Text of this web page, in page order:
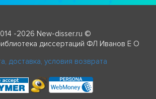
-2026 New-disser.ru ©
диссертаций ФЛ Иванов Е О
доставка, условия возврата